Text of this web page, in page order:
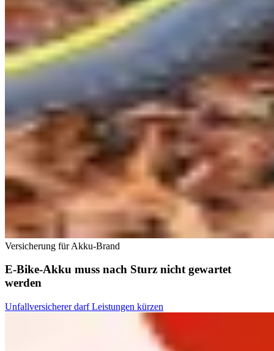
Versicherung für Akku-Brand
E-Bike-Akku muss nach Sturz nicht gewartet
werden
Unfallversicherer darf Leistungen kürzen